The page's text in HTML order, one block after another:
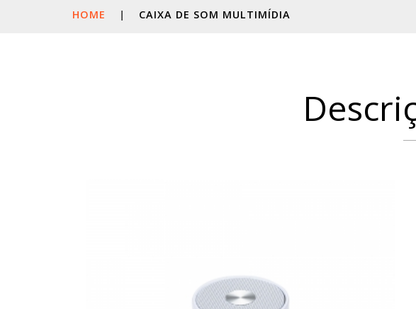
HOME | CAIXA DE SOM MULTIMÍDIA